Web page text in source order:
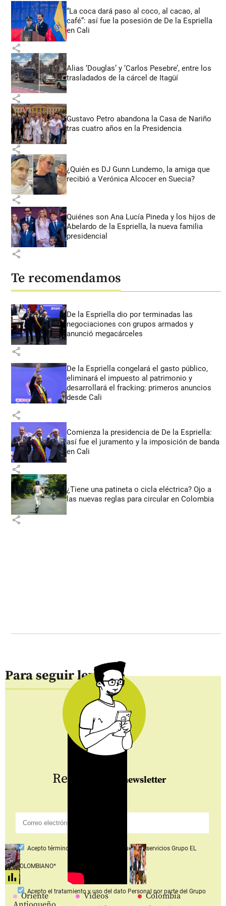
“La coca dará paso al coco, al cacao, al
café”: así fue la posesión de De la Espriella
en Cali
share
Alias ‘Douglas’ y ‘Carlos Pesebre’, entre los
trasladados de la cárcel de Itagüí
share
Gustavo Petro abandona la Casa de Nariño
tras cuatro años en la Presidencia
share
¿Quién es DJ Gunn Lundemo, la amiga que
recibió a Verónica Alcocer en Suecia?
share
Quiénes son Ana Lucía Pineda y los hijos de
Abelardo de la Espriella, la nueva familia
presidencial
share
Te recomendamos
De la Espriella dio por terminadas las
negociaciones con grupos armados y
anunció megacárceles
share
De la Espriella congelará el gasto público,
eliminará el impuesto al patrimonio y
desarrollará el fracking: primeros anuncios
desde Cali
share
Comienza la presidencia de De la Espriella:
así fue el juramento y la imposición de banda
en Cali
share
¿Tiene una patineta o cicla eléctrica? Ojo a
las nuevas reglas para circular en Colombia
share
Para seguir leyendo
Oriente
Videos Colombia
Regístrate al newsletter
Aceptotérminos y condiciones productos y serviciosGrupo EL
COLOMBIANO*
Acepto el tratamiento y uso del dato Personal por parte del Grupo